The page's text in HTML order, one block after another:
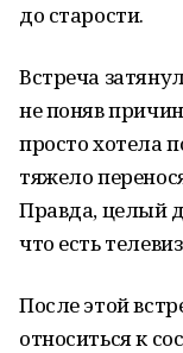
до старости.
Встреча
не поняв
просто хотела
тяжело
Правда, целый
что есть
После этой
относиться к